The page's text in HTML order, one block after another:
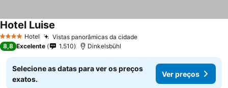
4 EstrelasHotel Vistas panorâmicas da cidadeVer preços
Hotel Luise
8,8 Excelente 1.510 Dinkelsbühl
Selecione as datas para ver os preços
exatos.
Ver preços